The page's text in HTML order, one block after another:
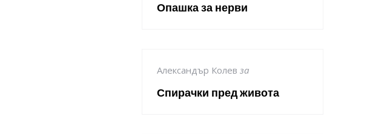
Опашка за нерви
Александър Колев за
Спирачки пред живота